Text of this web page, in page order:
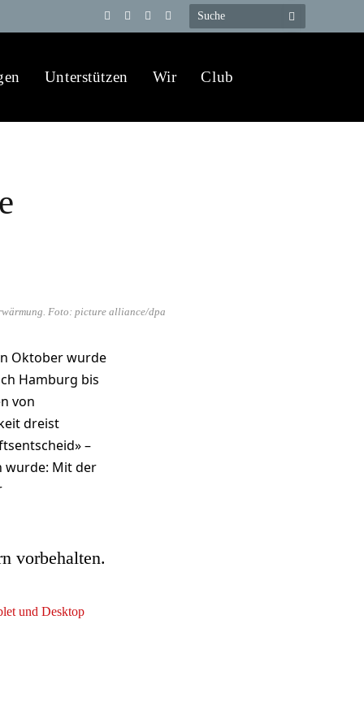
Telegram
YouTube
X
WhatsApp
Unterstützen Wir Club
Foto: picture alliance/dpa
Oktober wurde
Hamburg bis
von
dreist
–
wurde: Mit der
vorbehalten.
und Desktop